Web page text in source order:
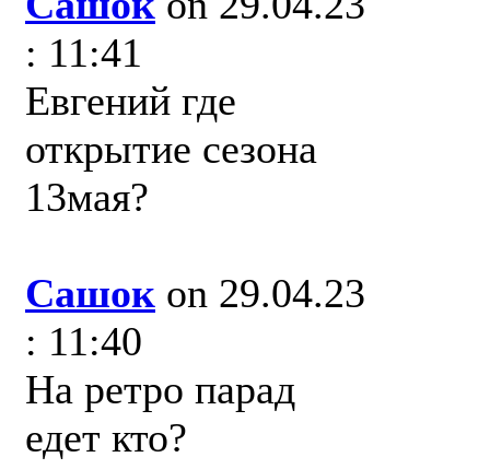
: 11:41
Евгений где
открытие сезона
13мая?
Сашок on 29.04.23
: 11:40
На ретро парад
едет кто?